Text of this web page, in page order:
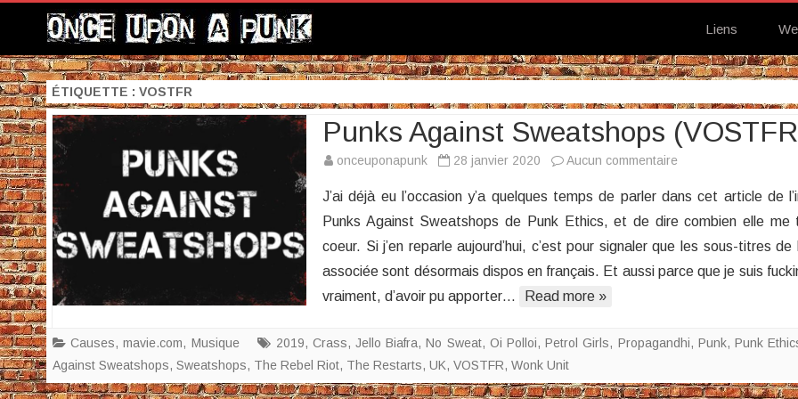
Liens
ÉTIQUETTE : VOSTFR
Punks Against Sweatshops
onceuponapunk 28 janvier 2020 Aucun commentaire
Against
Sweatshops
(VOSTFR)
J’ai déjà eu l’occasion y’a quelques temps de parler dans cet article de
Punks Against Sweatshops de Punk Ethics, et de dire combien elle me
coeur. Si j’en reparle aujourd’hui, c’est pour signaler que les sous-titres de
associée sont désormais dispos en français. Et aussi parce que je suis
vraiment, d’avoir pu apporter…
Read more »
Causes,mavie.com, Musique 2019, Crass, Jello Biafra,No Sweat, Oi Polloi,Petrol Girls, Propagandhi, Punk,Punk
Against Sweatshops, Sweatshops, The Rebel Riot, The Restarts, UK, VOSTFR, Wonk Unit